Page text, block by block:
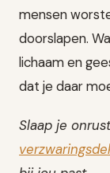
mensen
doorslapen.
lichaam en
dat je daar
Slaap je